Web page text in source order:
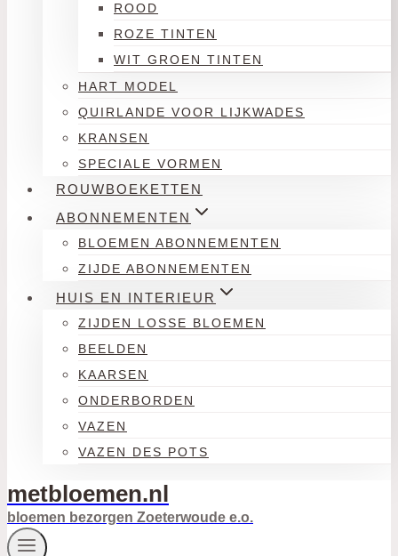
ROOD
ROZE TINTEN
WIT GROEN TINTEN
HART MODEL
QUIRLANDE VOOR LIJKWADES
KRANSEN
SPECIALE VORMEN
ROUWBOEKETTEN
ABONNEMENTEN
BLOEMEN ABONNEMENTEN
ZIJDE ABONNEMENTEN
HUIS EN INTERIEUR
ZIJDEN LOSSE BLOEMEN
BEELDEN
KAARSEN
ONDERBORDEN
VAZEN
VAZEN DES POTS
metbloemen.nl
bloemen bezorgen Zoeterwoude e.o.